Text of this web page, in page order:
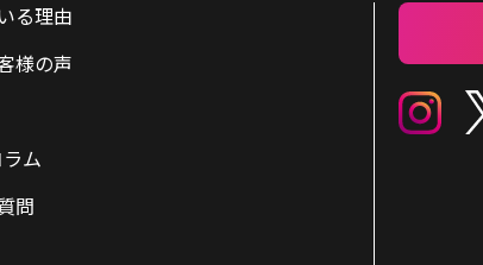
る理由
様の声
ム
問